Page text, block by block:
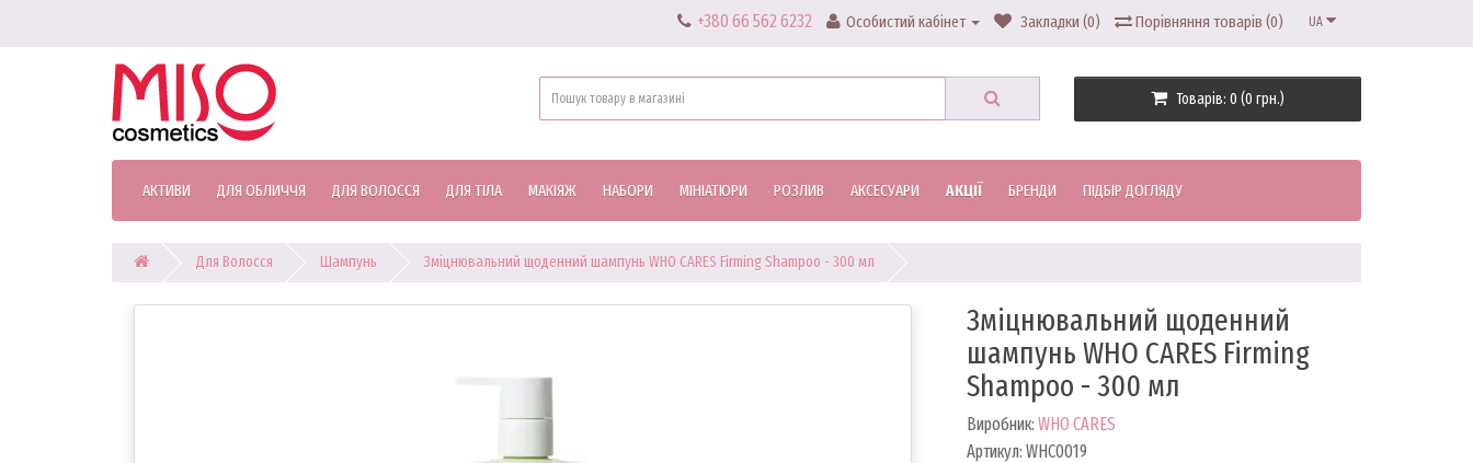
UA
+380 66 562 6232 Особистий кабінет Закладки (0) Порівняння товарів (0)
Товарів: 0 (0 грн.)
АКТИВИ ДЛЯ ОБЛИЧЧЯ ДЛЯ ВОЛОССЯ ДЛЯ ТІЛА МАКІЯЖ НАБОРИ МІНІАТЮРИ РОЗЛИВ АКСЕСУАРИ АКЦІЇ БРЕНДИ ПІДБІР ДОГЛЯДУ
Для Волосся Шампунь Зміцнювальний щоденний шампунь WHO CARES Firming Shampoo - 300 мл
Зміцнювальний щоденний
шампунь WHO CARES Firming
Shampoo - 300 мл
Виробник: WHO CARES
Артикул: WHC0019